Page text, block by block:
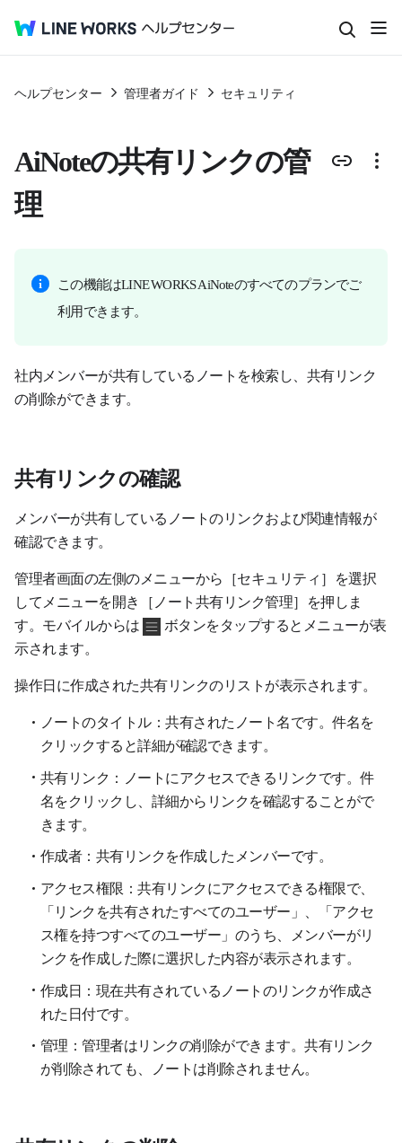
ヘルプセンター 管理者ガイド セキュリティ
AiNoteの共有リンクの管
理
この機能はLINE WORKS AiNoteのすべてのプランでご
利用できます。
社内メンバーが共有しているノートを検索し、共有リンク
の削除ができます。
共有リンクの確認
メンバーが共有しているノートのリンクおよび関連情報が
確認できます。
管理者画面の左側のメニューから［セキュリティ］を選択
してメニューを開き［ノート共有リンク管理］を押しま
す。モバイルからは
ボタンをタップするとメニューが表
示されます。
操作日に作成された共有リンクのリストが表示されます。
ノートのタイトル：共有されたノート名です。件名を
クリックすると詳細が確認できます。
共有リンク：ノートにアクセスできるリンクです。件
名をクリックし、詳細からリンクを確認することがで
きます。
作成者：共有リンクを作成したメンバーです。
アクセス権限：共有リンクにアクセスできる権限で、
「リンクを共有されたすべてのユーザー」、「アクセ
ス権を持つすべてのユーザー」のうち、メンバーがリ
ンクを作成した際に選択した内容が表示されます。
作成日：現在共有されているノートのリンクが作成さ
れた日付です。
管理：管理者はリンクの削除ができます。共有リンク
が削除されても、ノートは削除されません。